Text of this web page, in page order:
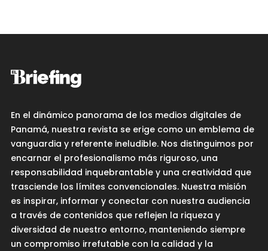
En el dinámico panorama de los medios digitales de
Panamá, nuestra revista se erige como un emblema de
vanguardia y referente ineludible. Nos distinguimos por
encarnar el profesionalismo más riguroso, una
responsabilidad inquebrantable y una creatividad que
trasciende los límites convencionales. Nuestra misión
es inspirar, informar y conectar con nuestra audiencia
a través de contenidos que reflejen la riqueza y
diversidad de nuestro entorno, manteniendo siempre
un compromiso irrefutable con la calidad y la